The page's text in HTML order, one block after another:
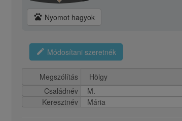
pets Nyomot hagyok
edit Módosítani szeretnék
Megszólítás
Családnév
M.
Keresztnév
Mária